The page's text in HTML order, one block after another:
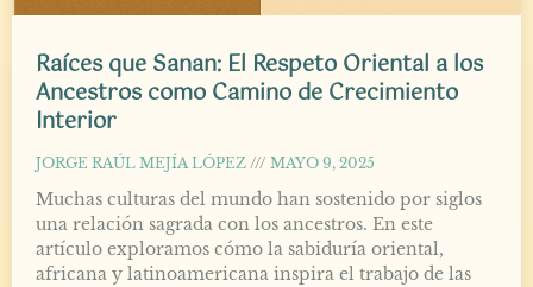
Raíces que Sanan: El Respeto Oriental a los
Ancestros como Camino de Crecimiento
Interior
JORGE RAÚL MEJÍA LÓPEZ MAYO 9, 2025
Muchas culturas del mundo han sostenido por siglos
una relación sagrada con los ancestros. En este
artículo exploramos cómo la sabiduría oriental,
africana y latinoamericana inspira el trabajo de las